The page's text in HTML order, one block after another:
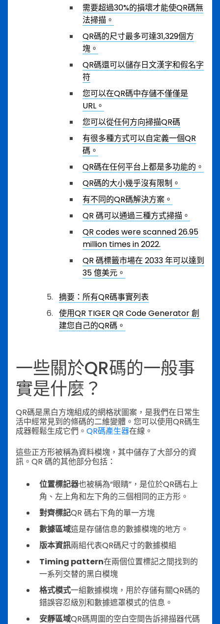
需要超過30%的損壞才能使QR碼無
法掃描。
QR碼的尺寸最多可達31,329個方
塊。
QR碼還可以儲存日文漢字和假名字
符
您可以在QR碼中存儲不僅僅是
URL。
您可以從任何方向掃描QR碼
有很多種方式可以自定義一個QR
碼。
QR碼在任何平台上都是多功能的。
QR碼的大小幾乎沒有限制。
有不同的QR碼解決方案。
QR 碼可以通過三種方式掃描。
QR codes were scanned 26.95
million times in 2022.
QR 碼標籤市場在 2033 年可以達到
35 億美元。
摘要：所有QR碼事實列表
使用QR TIGER QR Code Generator 創
建您自己的QR碼。
一些關於QR碼的一般事
實是什麼？
QR碼是黑白方塊組成的網格狀圖案，是我們在日常生
活中經常見到的條碼的二維變體。您可以使用QR碼生
成器輕鬆生成它們。 QR碼產生器在線。
這些正方形被稱為資料模塊，其中儲存了大部分的資
訊。QR 碼的其他部分包括：
位置標記器也被稱為“眼睛”，是位於QR碼右上
角、左上角和左下角的三個相同的正方形。
對齊標記QR 碼右下角的單一方塊
數據區域這是存儲信息的數據模塊的地方。
版本資訊兩組代表QR碼尺寸的數據模組
Timing pattern在兩個位置標記之間找到的
一系列交替的黑白模塊
格式模式一組數據模塊，用於存儲有關QR碼的
錯誤容忍級別和數據遮罩模式的信息。
安靜區域QR碼周圍的空白空間告訴掃描器代碼